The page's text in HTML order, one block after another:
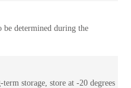
determined during the
storage, store at -20 degrees